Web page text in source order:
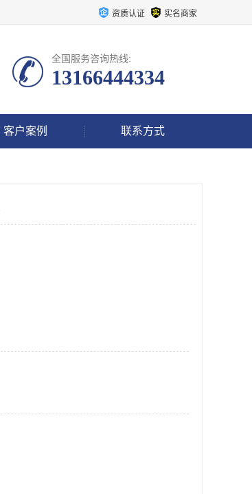
资质认证 实名商家
全国服务咨询热线:
13166444334
客户案例 联系方式